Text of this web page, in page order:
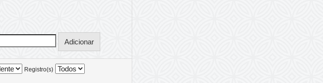
Registro(s)